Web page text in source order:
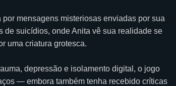
mensagens misteriosas enviadas por sua
de suicídios, onde Anita vê sua realidade se
uma criatura grotesca.
depressão e isolamento digital, o jogo
— embora também tenha recebido críticas